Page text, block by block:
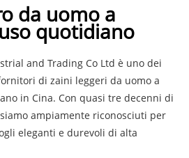
da uomo a
quotidiano
and Trading Co Ltd è uno dei
di zaini leggeri da uomo a
in Cina. Con quasi tre decenni di
ampiamente riconosciuti per
eleganti e durevoli di alta